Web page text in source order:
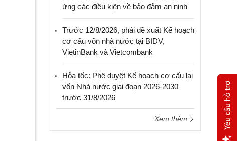
ứng các điều kiện về bảo đảm an ninh
Trước 12/8/2026, phải đề xuất Kế hoạch
cơ cấu vốn nhà nước tại BIDV,
VietinBank và Vietcombank
Hỏa tốc: Phê duyệt Kế hoạch cơ cấu lại
vốn Nhà nước giai đoạn 2026-2030
trước 31/8/2026
Xem thêm